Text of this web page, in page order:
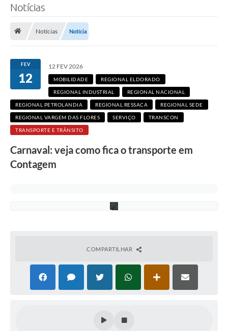
Notícias
Notícias Notícia
FEV
12
12 FEV 2026
MOBILIDADE REGIONAL ELDORADO
REGIONAL INDUSTRIAL REGIONAL NACIONAL
REGIONAL PETROLANDIA REGIONAL RESSACA REGIONAL SEDE
REGIONAL VARGEM DAS FLORES SERVIÇO TRANSCON
TRANSPORTE E TRÂNSITO
Carnaval: veja como fica o transporte em
Contagem
:
R
c
a
r
i
COMPARTILHAR